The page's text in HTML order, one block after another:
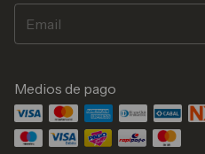
Medios de pago